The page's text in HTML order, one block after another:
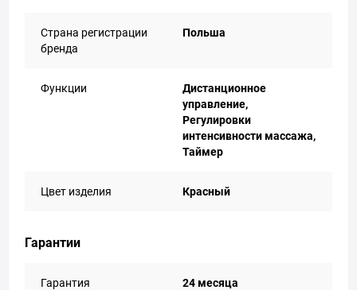
Страна регистрации
бренда
Польша
Функции
Дистанционное
управление,
Регулировки
интенсивности массажа,
Таймер
Цвет изделия Красный
Гарантии
Гарантия 24 месяца